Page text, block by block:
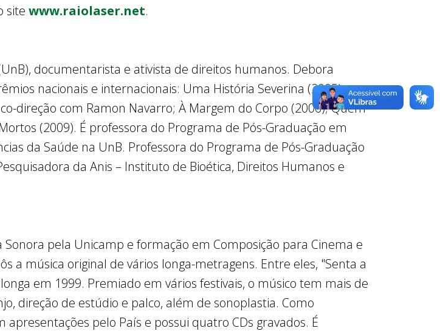
site www.raiolaser.net.
documentarista e ativista de direitos humanos. Debora
nacionais e internacionais: Uma História Severina (2005), em
direção com Ramon Navarro; À Margem do Corpo (2006); Quem
(2009). É professora do Programa de Pós-Graduação em
da Saúde na UnB. Professora do Programa de Pós-Graduação
da Anis – Instituto de Bioética, Direitos Humanos e
pela Unicamp e formação em Composição para Cinema e
a música original de vários longa-metragens. Entre eles, "Senta a
em 1999. Premiado em vários festivais, o músico tem mais de
direção de estúdio e palco, além de sonoplastia. Como
pelo País e possui quatro CDs gravados. É